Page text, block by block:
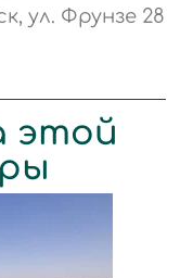
ул. Фрунзе 28
этой